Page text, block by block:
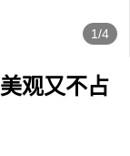
1/4
观又不占